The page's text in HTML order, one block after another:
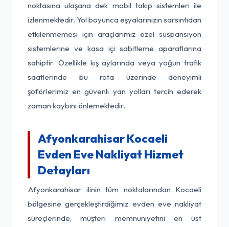
noktasına ulaşana dek mobil takip sistemleri ile
izlenmektedir. Yol boyunca eşyalarınızın sarsıntıdan
etkilenmemesi için araçlarımız özel süspansiyon
sistemlerine ve kasa içi sabitleme aparatlarına
sahiptir. Özellikle kış aylarında veya yoğun trafik
saatlerinde bu rota üzerinde deneyimli
şoförlerimiz en güvenli yan yolları tercih ederek
zaman kaybını önlemektedir.
Afyonkarahisar Kocaeli
Evden Eve Nakliyat Hizmet
Detayları
Afyonkarahisar ilinin tüm noktalarından Kocaeli
bölgesine gerçekleştirdiğimiz evden eve nakliyat
süreçlerinde, müşteri memnuniyetini en üst